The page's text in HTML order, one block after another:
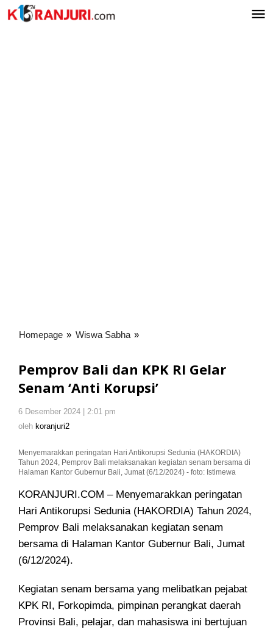
Lewati
ke
Homepage » Wiswa Sabha »
KPK
RI
Pemprov Bali dan KPK RI Gelar
Senam ‘Anti Korupsi’
6 Desember 2024 | 2:01 pm
oleh koranjuri2
Menyemarakkan peringatan Hari Antikorupsi Sedunia (HAKORDIA)
Tahun 2024, Pemprov Bali melaksanakan kegiatan senam bersama di
Halaman Kantor Gubernur Bali, Jumat (6/12/2024) - foto: Istimewa
KORANJURI.COM – Menyemarakkan peringatan
Hari Antikorupsi Sedunia (HAKORDIA) Tahun 2024,
Pemprov Bali melaksanakan kegiatan senam
bersama di Halaman Kantor Gubernur Bali, Jumat
(6/12/2024).
Kegiatan senam bersama yang melibatkan pejabat
KPK RI, Forkopimda, pimpinan perangkat daerah
Provinsi Bali, pelajar, dan mahasiswa ini bertujuan